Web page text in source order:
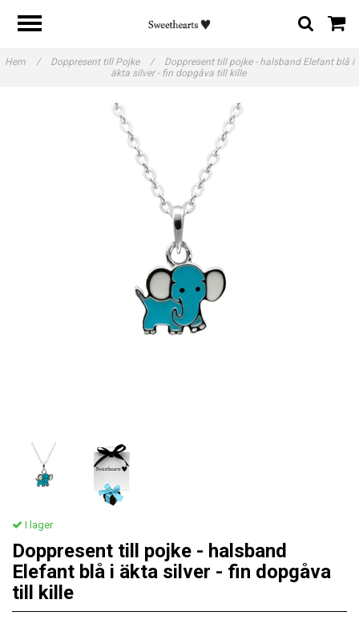
Hem / Doppresent till Pojke /
Doppresent till pojke - halsband Elefant blå i
äkta silver - fin dopgåva till kille
I lager
Doppresent till pojke - halsband
Elefant blå i äkta silver - fin dopgåva
till kille